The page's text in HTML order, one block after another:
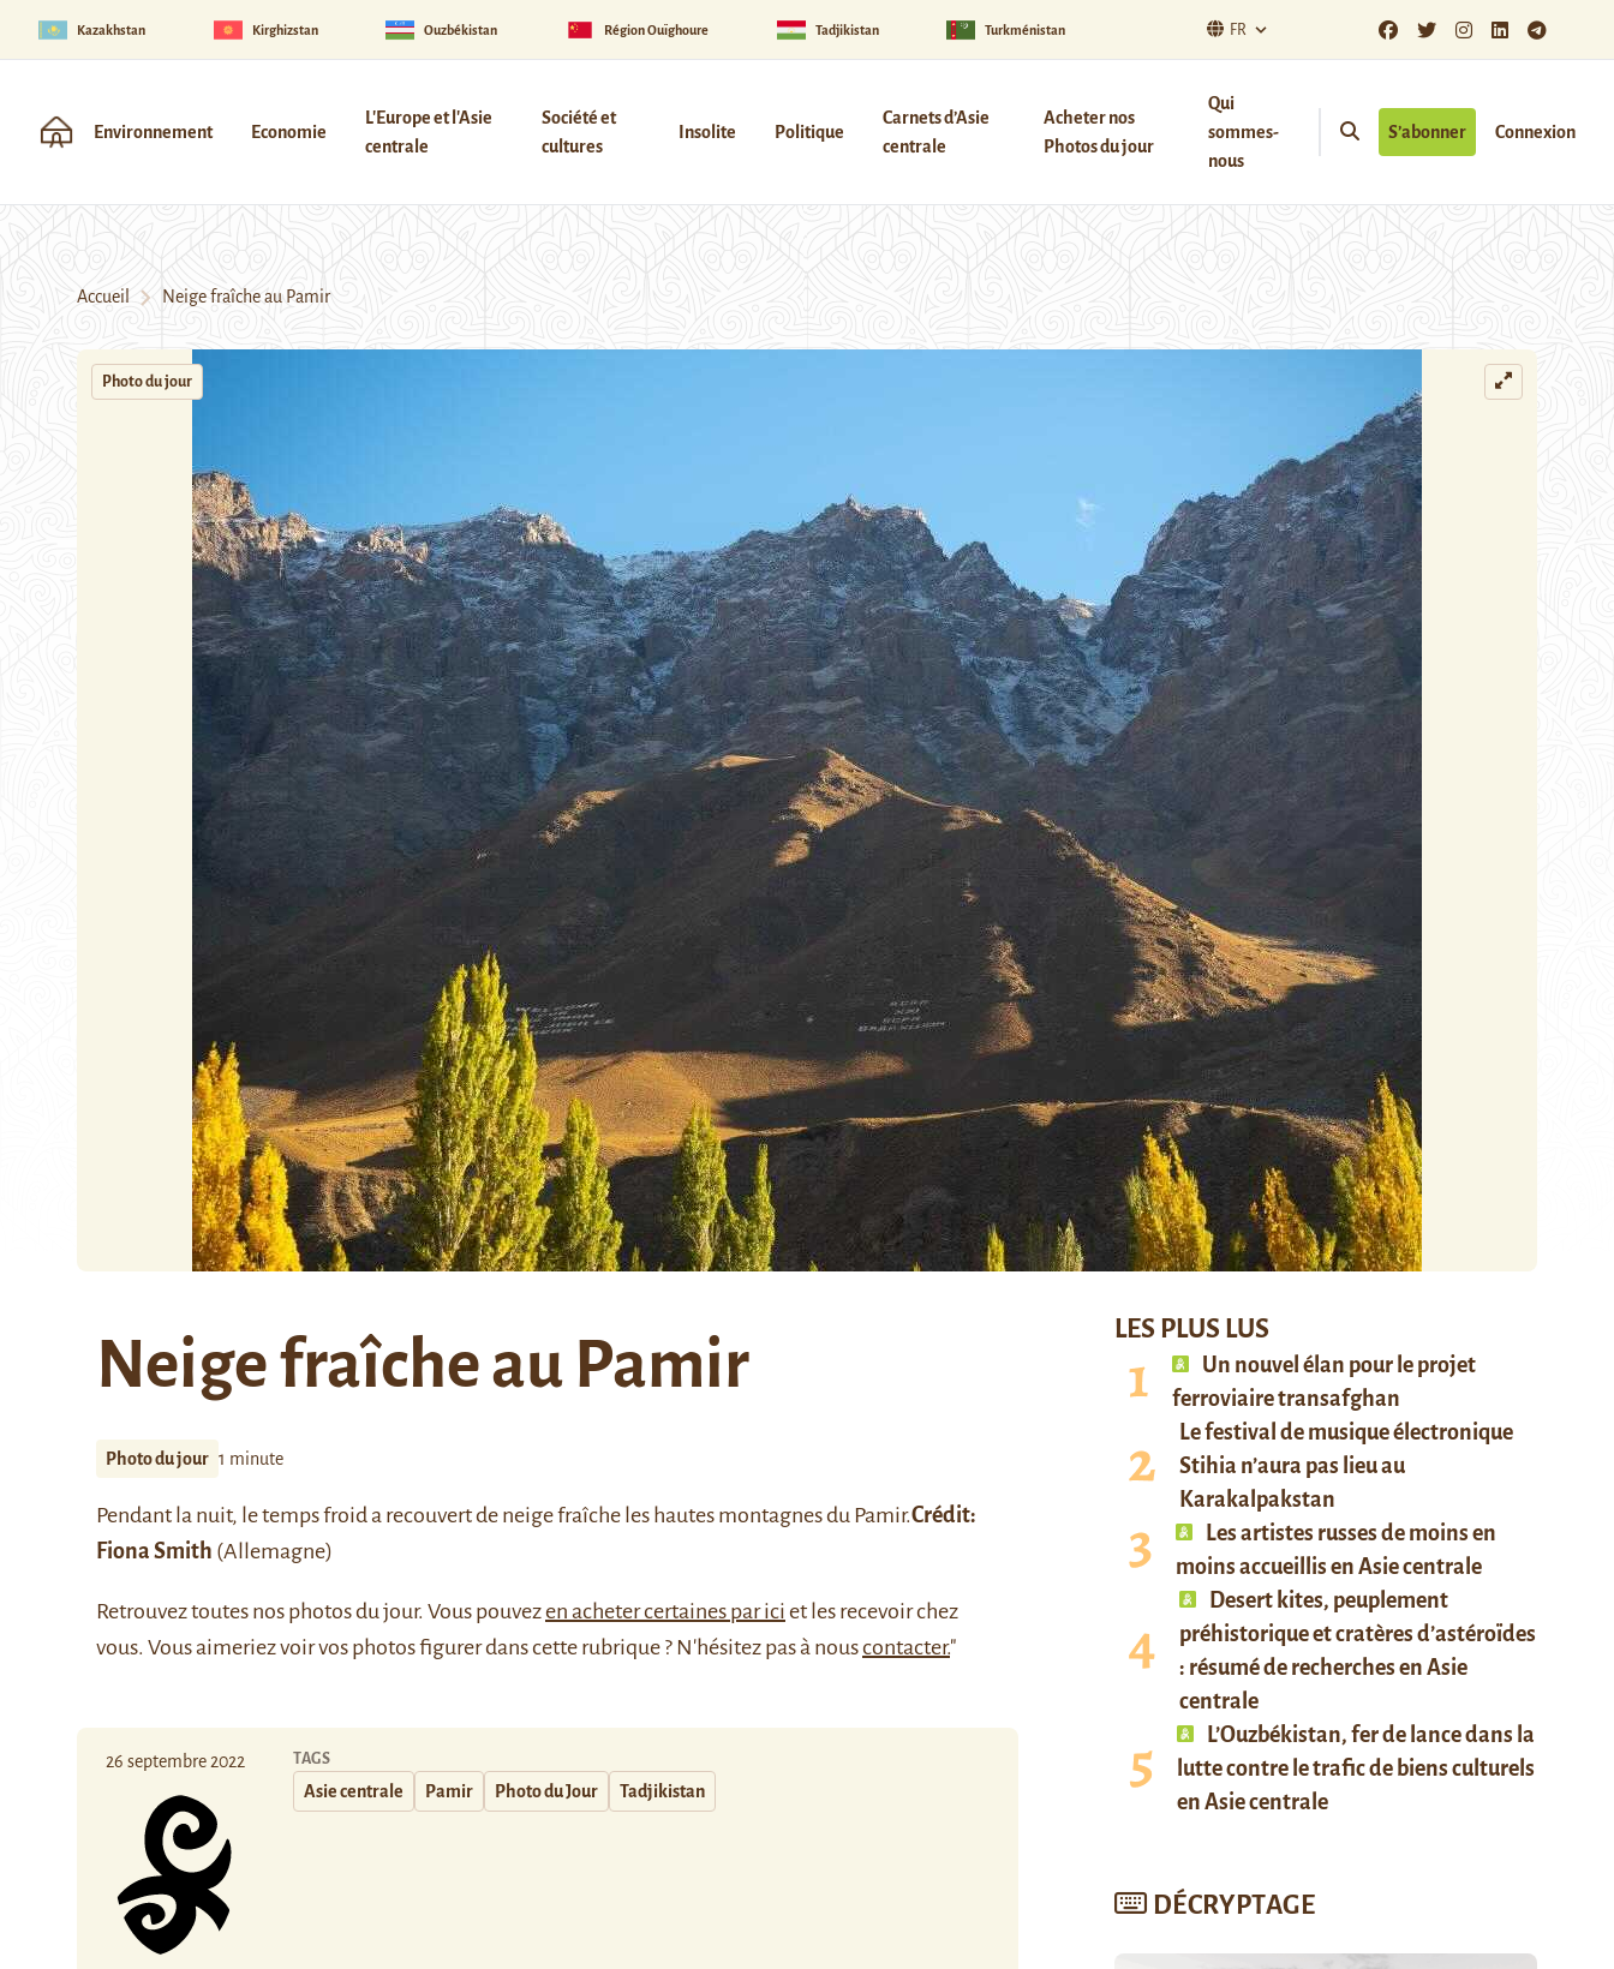
Kazakhstan Kirghizstan Ouzbékistan Région Ouïghoure Tadjikistan Turkménistan FR
Environnement Economie
L'Europe et l'Asie
centrale
Société et
cultures
Insolite Politique
Carnets d’Asie
centrale
Acheter nos
Photos du jour
Qui
sommes-
nous
S’abonner Connexion
Accueil Neige fraîche au Pamir
Photo du jour
Neige fraîche au Pamir
Photo du jour 1 minute
Pendant la nuit, le temps froid a recouvert de neige fraîche les hautes montagnes du Pamir.Crédit:
Fiona Smith (Allemagne)
Retrouveztoutes nos photos du jour. Vous pouvezen acheter certaines par ici et les recevoir chez
vous. Vous aimeriez voir vos photos figurer dans cette rubrique ? N'hésitez pas à nouscontacter."
26 septembre 2022 TAGS
Asie centrale Pamir Photo du Jour Tadjikistan
LES PLUS LUS
Un nouvel élan pour le projet
ferroviaire transafghan
Le festival de musique électronique
Stihia n’aura pas lieu au
Karakalpakstan
Les artistes russes de moins en
moins accueillis en Asie centrale
Desert kites, peuplement
préhistorique et cratères d’astéroïdes
: résumé de recherches en Asie
centrale
L’Ouzbékistan, fer de lance dans la
lutte contre le trafic de biens culturels
en Asie centrale
DÉCRYPTAGE